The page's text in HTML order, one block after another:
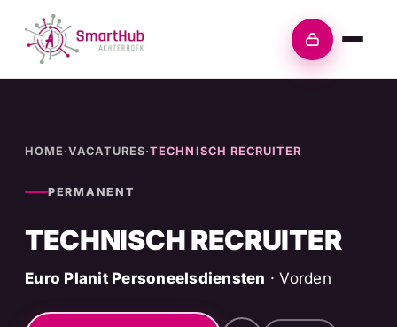
content
Inloggen
HOME ·VACATURES·TECHNISCH RECRUITER
PERMANENT
TECHNISCH RECRUITER
Euro Planit Personeelsdiensten · Vorden